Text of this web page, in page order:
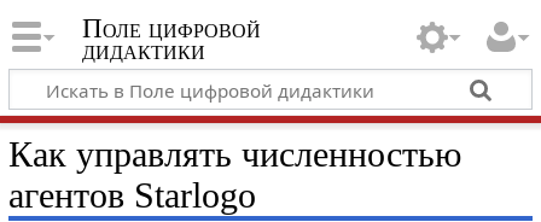
Поле цифровой
дидактики
Как управлять численностью
агентов Starlogo